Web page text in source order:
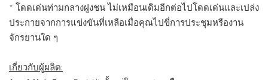
* โดดเด่นท่ามกลางฝูงชน ไม่เหมือนเดิมอีกต่อไปโดดเด่นและเปล่ง
ประกายจากการแข่งขันที่เหลือเมื่อคุณไปขี่การประชุมหรืองาน
จักรยานใด ๆ
เกี่ยวกับผู้ผลิต: